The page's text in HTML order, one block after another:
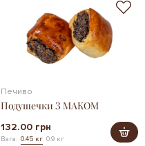
Печиво
Подушечки З МАКОМ
132.00 грн
Вага: 0.45 кг 0.9 кг